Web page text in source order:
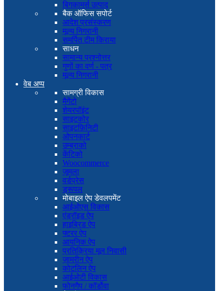
बिगकामर्स उत्पाद
बैक ऑफिस सपोर्ट
आदेश प्रसंस्करण
मूल्य निगरानी
समर्पित टीम किराया
साधन
सामान्य प्रश्नोत्तर
गुणों का वर्ण - पत्र
मूल्य निगरानी
वेब अप्प
सामग्री विकास
मैगेंटो
शेयरपॉइंट
साइटकोर
साइटफ़िनिटी
ओपनकार्ट
उम्ब्राको
केंटिको
Woocommerce
जूमला
वर्डप्रेस
ड्रूपल
मोबाइल ऐप डेवलपमेंट
आईओएस विकास
एंड्रॉइड ऐप
हाइब्रिड ऐप
फ्टरर ऐप
आयनिक ऐप
प्रतिक्रिया मूल निवासी
ज़ामरीन ऐप
कोटलिन ऐप
आईओटी विकास
फोनगैप / कॉर्डोवा